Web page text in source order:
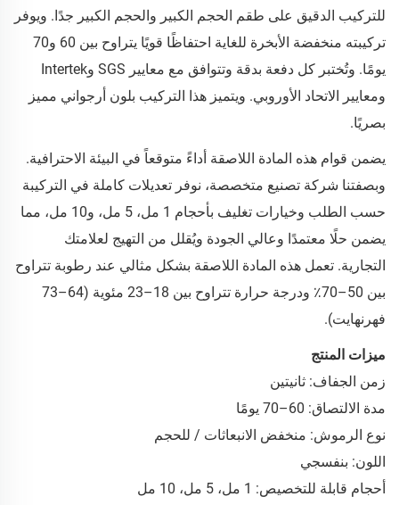
للتركيب الدقيق على طقم الحجم الكبير والحجم الكبير جدًا. ويوفر
تركيبته منخفضة الأبخرة للغاية احتفاظًا قويًا يتراوح بين 60 و70
يومًا. وتُختبر كل دفعة بدقة وتتوافق مع معايير SGS وIntertek
ومعايير الاتحاد الأوروبي. ويتميز هذا التركيب بلون أرجواني مميز
بصريًا.
يضمن قوام هذه المادة اللاصقة أداءً متوقعاً في البيئة الاحترافية.
وبصفتنا شركة تصنيع متخصصة، نوفر تعديلات كاملة في التركيبة
حسب الطلب وخيارات تغليف بأحجام 1 مل، 5 مل، و10 مل، مما
يضمن حلًا معتمدًا وعالي الجودة ويُقلل من التهيج لعلامتك
التجارية. تعمل هذه المادة اللاصقة بشكل مثالي عند رطوبة تتراوح
بين 50–70٪ ودرجة حرارة تتراوح بين 18–23 مئوية (64–73
فهرنهايت).
ميزات المنتج
زمن الجفاف: ثانيتين
مدة الالتصاق: 60–70 يومًا
نوع الرموش: منخفض الانبعاثات / للحجم
اللون: بنفسجي
أحجام قابلة للتخصيص: 1 مل، 5 مل، 10 مل